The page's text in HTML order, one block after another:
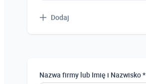
Dodaj
Nazwa firmy lub Imię i Nazwisko *